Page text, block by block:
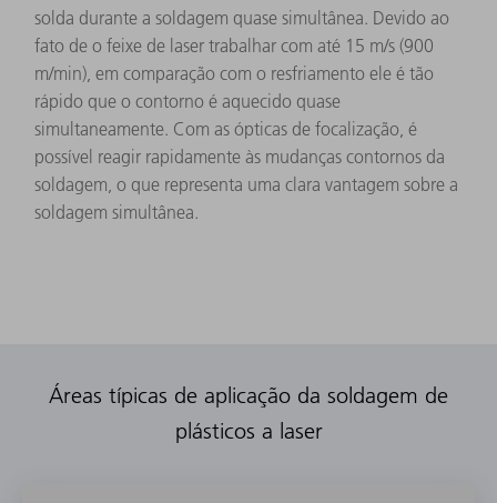
solda durante a soldagem quase simultânea. Devido ao
fato de o feixe de laser trabalhar com até 15 m/s (900
m/min), em comparação com o resfriamento ele é tão
rápido que o contorno é aquecido quase
simultaneamente. Com as ópticas de focalização, é
possível reagir rapidamente às mudanças contornos da
soldagem, o que representa uma clara vantagem sobre a
soldagem simultânea.
Áreas típicas de aplicação da soldagem de
plásticos a laser